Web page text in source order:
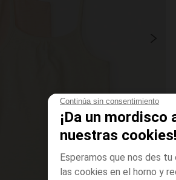
Continúa sin consentimiento
¡Da un mordisco
nuestras cookies!
Esperamos que nos des
las cookies en el horno y